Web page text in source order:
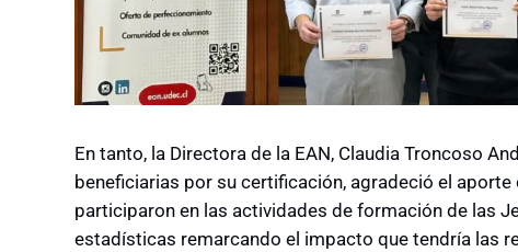
En tanto, la Directora de la EAN, Claudia Troncoso
beneficiarias por su certificación, agradeció el
participaron en las actividades de formación de las
estadísticas remarcando el impacto que tendría las